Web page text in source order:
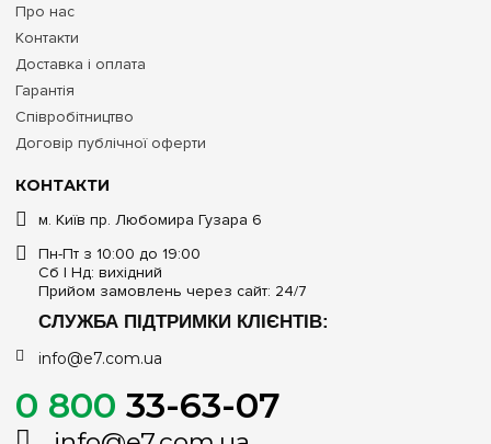
КОНТАКТИ
м. Київ пр. Любомира Гузара 6
Пн-Пт з 10:00 до 19:00
Сб | Нд: вихідний
Прийом замовлень через сайт: 24/7
СЛУЖБА ПІДТРИМКИ КЛІЄНТІВ:
info@e7.com.ua
0 800 33-63-07
Про нас
Контакти
Доставка і оплата
Гарантія
Співробітництво
Договір публічної оферти